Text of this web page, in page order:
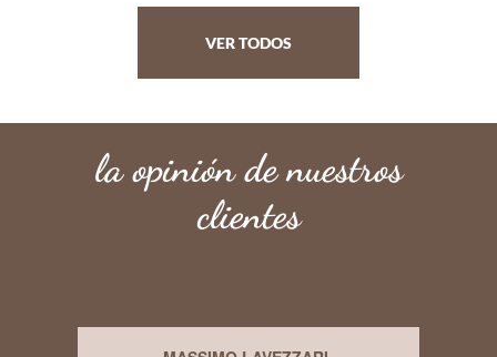
VER TODOS
la opinión de nuestros
clientes